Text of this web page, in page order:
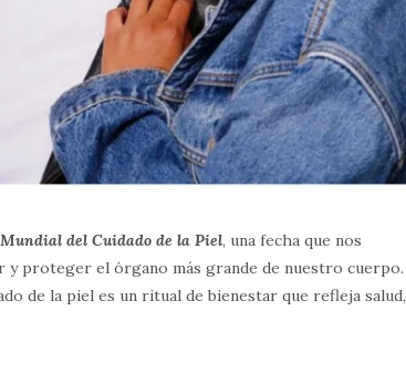
del Cuidado de la Piel, una fecha que nos
y proteger el órgano más grande de nuestro cuerpo.
de la piel es un ritual de bienestar que refleja salud,